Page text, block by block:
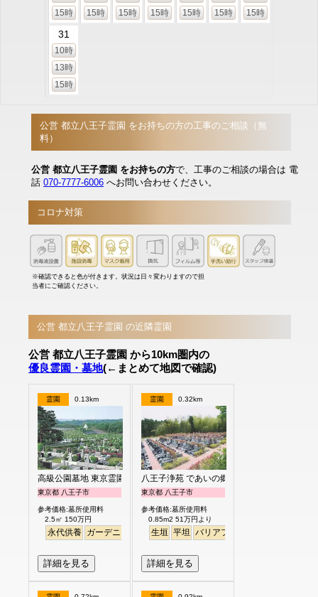
15時
15時
15時
15時
15時
15時
15時
31
10時
13時
15時
公営 都立八王子霊園 をお持ちの方の工事のご相談（無
料）
公営 都立八王子霊園 をお持ちの方で、工事のご相談の場合は 電
話 070-7777-6006 へお問い合わせください。
コロナ対策
※確認できると色が付きます。状況は日々変わりますので担
当者にご確認ください。
公営 都立八王子霊園 の近隣霊園
公営 都立八王子霊園 から10km圏内の
優良霊園・墓地(←まとめて地図で確認)
霊園 0.13km
高級公園墓地 東京霊園
東京都 八王子市
参考価格:墓所使用料
2.5㎡ 150万円
永代供養 ガーデニング 公園墓地 デザイン 高級
詳細を見る
霊園 0.32km
八王子浄苑 であいの郷
東京都 八王子市
参考価格:墓所使用料
0.85m2 51万円より
生垣 平坦 バリアフリー
詳細を見る